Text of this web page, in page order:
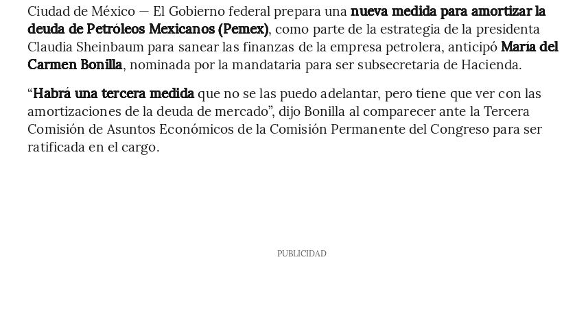
Ciudad de México — El Gobierno federal prepara unanueva medida para amortizar la
deuda de Petróleos Mexicanos (Pemex), como parte de la estrategia de la presidenta
Claudia Sheinbaum para sanear las finanzas de la empresa petrolera, anticipóMaría del
Carmen Bonilla, nominada por la mandataria para ser subsecretaria de Hacienda.
“Habrá una tercera medidaque no se las puedo adelantar, pero tiene que ver con las
amortizaciones de la deuda de mercado”, dijo Bonilla al comparecer ante la Tercera
Comisión de Asuntos Económicos de la Comisión Permanente del Congreso para ser
ratificada en el cargo.
PUBLICIDAD